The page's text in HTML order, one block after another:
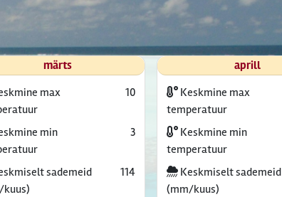
märts
max
10
min
3
sademeid
114
aprill
Keskmine max
temperatuur
Keskmine min
temperatuur
Keskmiselt sademeid
(mm/kuus)